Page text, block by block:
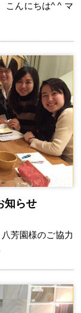
こんにちは^ ^ マ
知らせ
芳園様のご協力